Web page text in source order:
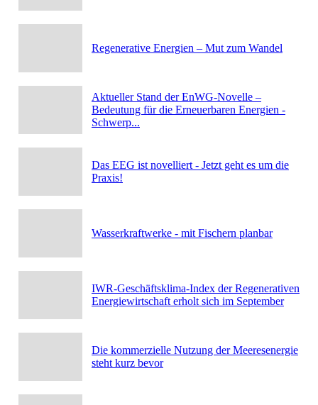
Regenerative Energien – Mut zum Wandel
Aktueller Stand der EnWG-Novelle –
Bedeutung für die Erneuerbaren Energien -
Schwerp...
Das EEG ist novelliert - Jetzt geht es um die
Praxis!
Wasserkraftwerke - mit Fischern planbar
IWR-Geschäftsklima-Index der Regenerativen
Energiewirtschaft erholt sich im September
Die kommerzielle Nutzung der Meeresenergie
steht kurz bevor